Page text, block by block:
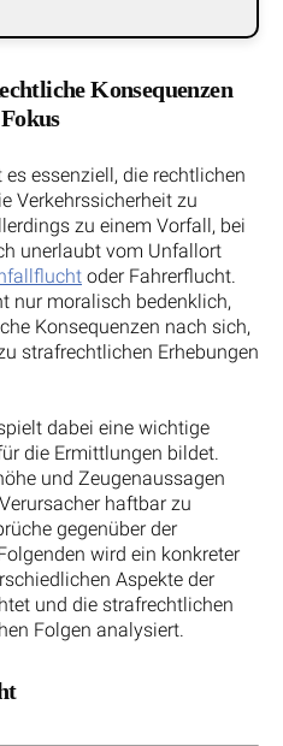
Konsequenzen
essenziell, die rechtlichen
Verkehrssicherheit zu
zu einem Vorfall, bei
unerlaubt vom Unfallort
oder Fahrerflucht.
nur moralisch bedenklich,
Konsequenzen nach sich,
strafrechtlichen Erhebungen
dabei eine wichtige
die Ermittlungen bildet.
und Zeugenaussagen
haftbar zu
gegenüber der
wird ein konkreter
Aspekte der
und die strafrechtlichen
Folgen analysiert.